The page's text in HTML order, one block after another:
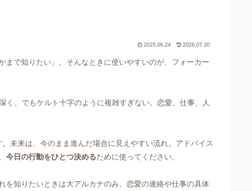
2025.06.24 2026.07.20
まで知りたい」。そんなときに使いやすいのが、フォーカー
く、でもケルト十字のように複雑すぎない。恋愛、仕事、人
。未来は、今のまま進んだ場合に見えやすい流れ。アドバイス
今日の行動をひとつ決めるために使ってください。
知りたいときは大アルカナのみ、恋愛の連絡や仕事の具体